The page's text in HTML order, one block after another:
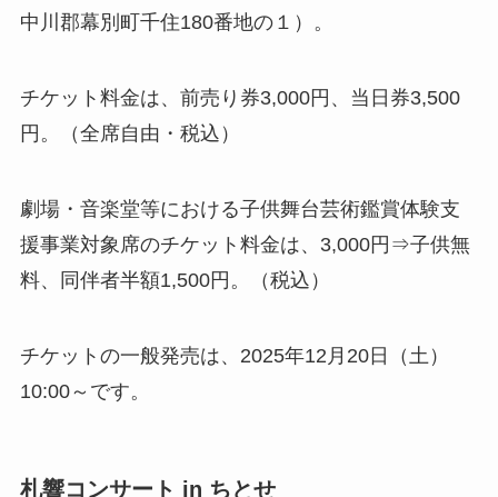
中川郡幕別町千住180番地の１）。
チケット料金は、前売り券3,000円、当日券3,500
円。（全席自由・税込）
劇場・音楽堂等における子供舞台芸術鑑賞体験支
援事業対象席のチケット料金は、3,000円⇒子供無
料、同伴者半額1,500円。（税込）
チケットの一般発売は、2025年12月20日（土）
10:00～です。
札響コンサート in ちとせ